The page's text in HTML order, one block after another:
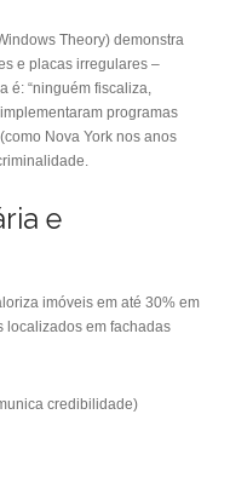
Theory) demonstra
e placas irregulares –
é: “ninguém fiscaliza,
programas
Nova York nos anos
e
imóveis em até 30% em
localizados em fachadas
credibilidade)